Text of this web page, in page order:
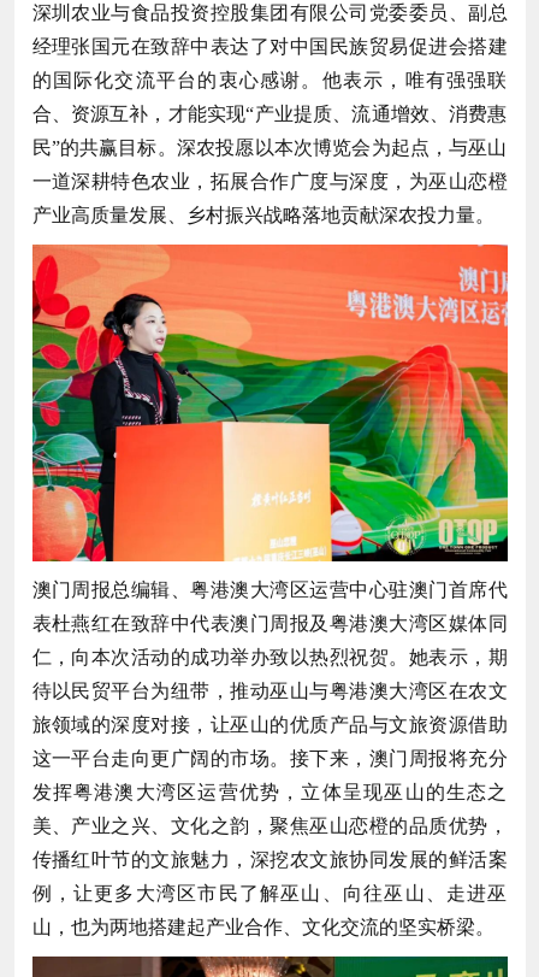
深圳农业与食品投资控股集团有限公司党委委员、副总
经理张国元在致辞中表达了对中国民族贸易促进会搭建
的国际化交流平台的衷心感谢。他表示，唯有强强联
合、资源互补，才能实现“产业提质、流通增效、消费惠
民”的共赢目标。深农投愿以本次博览会为起点，与巫山
一道深耕特色农业，拓展合作广度与深度，为巫山恋橙
产业高质量发展、乡村振兴战略落地贡献深农投力量。
澳门周报总编辑、粤港澳大湾区运营中心驻澳门首席代
表杜燕红在致辞中代表澳门周报及粤港澳大湾区媒体同
仁，向本次活动的成功举办致以热烈祝贺。她表示，期
待以民贸平台为纽带，推动巫山与粤港澳大湾区在农文
旅领域的深度对接，让巫山的优质产品与文旅资源借助
这一平台走向更广阔的市场。接下来，澳门周报将充分
发挥粤港澳大湾区运营优势，立体呈现巫山的生态之
美、产业之兴、文化之韵，聚焦巫山恋橙的品质优势，
传播红叶节的文旅魅力，深挖农文旅协同发展的鲜活案
例，让更多大湾区市民了解巫山、向往巫山、走进巫
山，也为两地搭建起产业合作、文化交流的坚实桥梁。